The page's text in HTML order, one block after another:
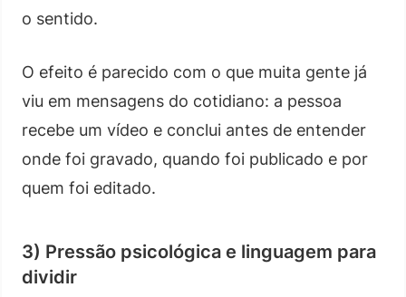
o sentido.
O efeito é parecido com o que muita gente já
viu em mensagens do cotidiano: a pessoa
recebe um vídeo e conclui antes de entender
onde foi gravado, quando foi publicado e por
quem foi editado.
3) Pressão psicológica e linguagem para
dividir